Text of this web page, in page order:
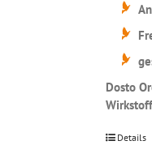
Dosto
Details